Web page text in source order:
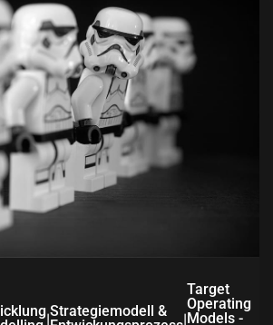
|Strategiemodell &
|
Target
Operating
Models -